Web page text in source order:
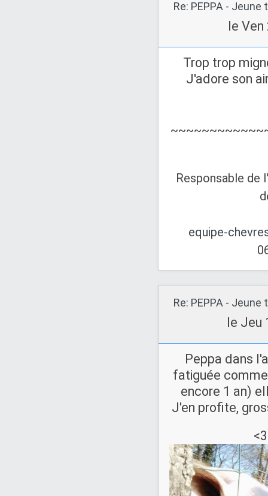
Re: PEPPA - Jeune
le Ven
Trop trop
J'adore son
Responsable de
equipe-
Re: PEPPA - Jeune
le Jeu
Peppa dans
fatiguée
encore 1 an)
J'en profite,